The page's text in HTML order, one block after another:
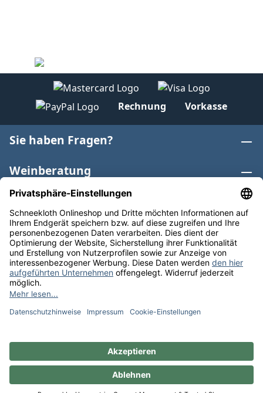
Rechnung Vorkasse
Sie haben Fragen?
Weinberatung
Informationen
Weinkategorien
Internationaler Wein
* Alle Preise inkl. gesetzl. Mehrwertsteuer zzgl.
anders angegeben. Bioprodukte im Bio-Kontrollverfahren
** Kostenfreie Lieferung ab 75 € Bestellwert in DE. Werktags
versandfertig in 24h.